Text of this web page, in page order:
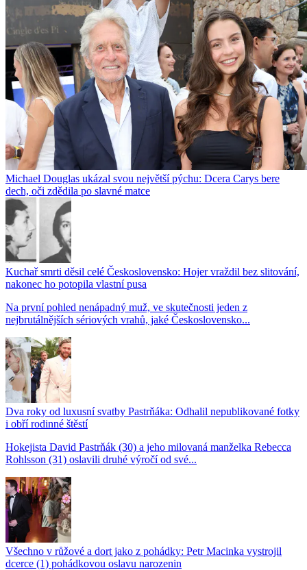
Michael Douglas ukázal svou největší pýchu: Dcera Carys bere
dech, oči zdědila po slavné matce
Kuchař smrti děsil celé Československo: Hojer vraždil bez slitování,
nakonec ho potopila vlastní pusa
Na první pohled nenápadný muž, ve skutečnosti jeden z
nejbrutálnějších sériových vrahů, jaké Československo...
Dva roky od luxusní svatby Pastrňáka: Odhalil nepublikované fotky
i obří rodinné štěstí
Hokejista David Pastrňák (30) a jeho milovaná manželka Rebecca
Rohlsson (31) oslavili druhé výročí od své...
Všechno v růžové a dort jako z pohádky: Petr Macinka vystrojil
dcerce (1) pohádkovou oslavu narozenin